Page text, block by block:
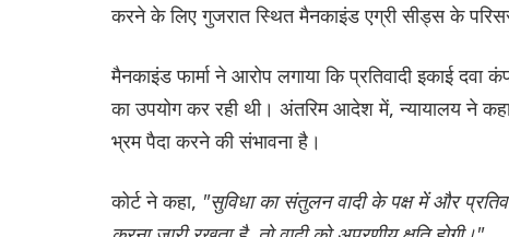
करने के लिए गुजरात स्थित मैनकाइंड एग्री सीड्स के
मैनकाइंड फार्मा ने आरोप लगाया कि प्रतिवादी इकाई
का उपयोग कर रही थी। अंतरिम आदेश में, न्यायालय ने कहा
भ्रम पैदा करने की संभावना है।
कोर्ट ने कहा, "सुविधा का संतुलन वादी के पक्ष में और